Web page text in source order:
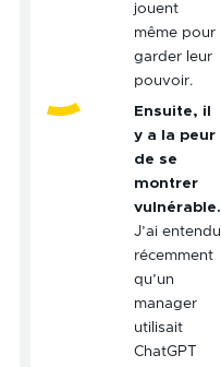
jouent
même pour
garder leur
pouvoir.
Ensuite, il
y a la peur
de se
montrer
vulnérable.
J’ai entendu
récemment
qu’un
manager
utilisait
ChatGPT